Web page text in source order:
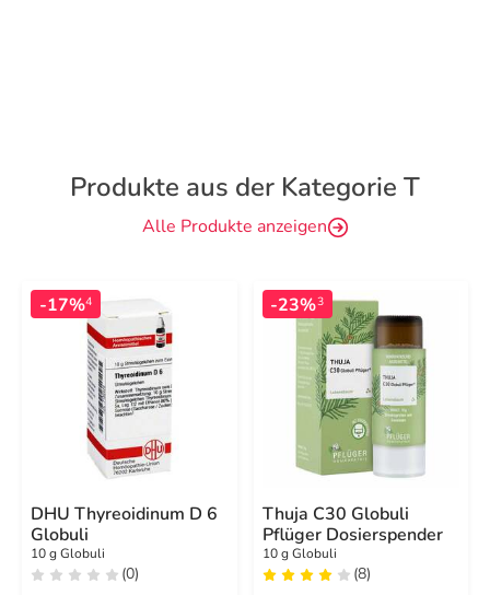
Produkte aus der Kategorie T
Alle Produkte anzeigen
-17%4
DHU Thyreoidinum D 6
Globuli
10 g Globuli
(0)
-23%3
Thuja C30 Globuli
Pflüger Dosierspender
10 g Globuli
(8)